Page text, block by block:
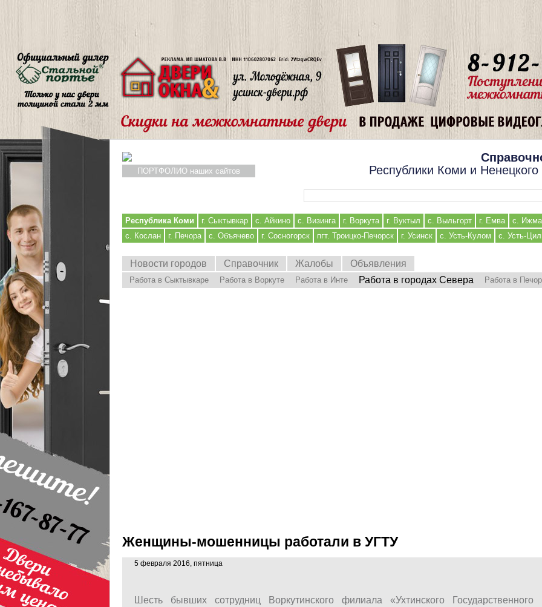
ПОРТФОЛИО наших сайтов
Республики Коми и
Республика Коми г. Сыктывкар с. Айкино с. Визинга г. Воркута г. Вуктыл с. Выльгорт г. Емва
с. Ижма
с. Кослан
г. Печора с. Объячево г. Сосногорск пгт. Троицко-Печорск г. Усинск с. Усть-Кулом с. Усть-
Новости городов Справочник Жалобы Объявления
Работа в Сыктывкаре Работа в Воркуте Работа в Инте Работа в городах Севера Работа в
Женщины-мошенницы работали в УГТУ
5 февраля 2016, пятница
Шесть бывших сотрудниц Воркутинского филиала «Ухтинского Государственного